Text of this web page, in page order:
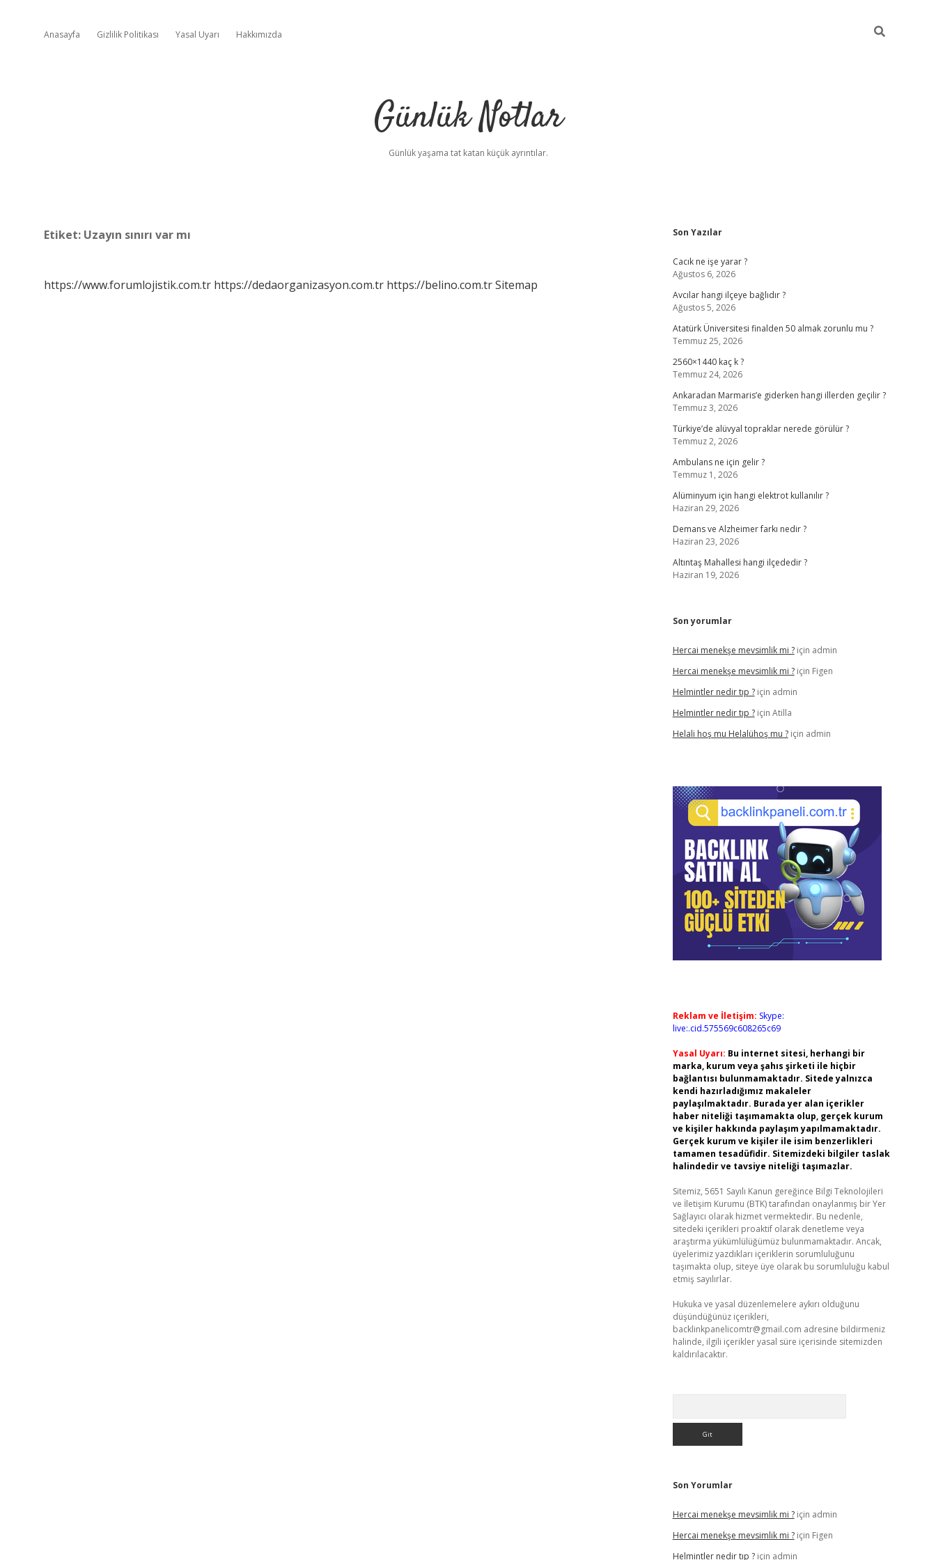
Anasayfa Gizlilik Politikası Yasal Uyarı Hakkımızda
Günlük Notlar
Günlük yaşama tat katan küçük ayrıntılar.
Etiket: Uzayın sınırı var mı
https://www.forumlojistik.com.tr https://dedaorganizasyon.com.tr https://belino.com.trSitemap
Sidebar
Son Yazılar
Cacık ne işe yarar ?
Ağustos 6, 2026
Avcılar hangi ilçeye bağlıdır ?
Ağustos 5, 2026
Atatürk Üniversitesi finalden 50 almak zorunlu mu ?
Temmuz 25, 2026
2560×1440 kaç k ?
Temmuz 24, 2026
Ankaradan Marmaris’e giderken hangi illerden geçilir ?
Temmuz 3, 2026
Türkiye’de alüvyal topraklar nerede görülür ?
Temmuz 2, 2026
Ambulans ne için gelir ?
Temmuz 1, 2026
Alüminyum için hangi elektrot kullanılır ?
Haziran 29, 2026
Demans ve Alzheimer farkı nedir ?
Haziran 23, 2026
Altıntaş Mahallesi hangi ilçededir ?
Haziran 19, 2026
Son yorumlar
Hercai menekşe mevsimlik mi ?için admin
Hercai menekşe mevsimlik mi ?için Figen
Helmintler nedir tıp ?için admin
Helmintler nedir tıp ?için Atilla
Helali hoş mu Helalühoş mu ?için admin
Reklam ve İletişim: Skype:
live:.cid.575569c608265c69
Yasal Uyarı: Bu internet sitesi, herhangi bir
marka, kurum veya şahıs şirketi ile hiçbir
bağlantısı bulunmamaktadır. Sitede yalnızca
kendi hazırladığımız makaleler
paylaşılmaktadır. Burada yer alan içerikler
haber niteliği taşımamakta olup, gerçek kurum
ve kişiler hakkında paylaşım yapılmamaktadır.
Gerçek kurum ve kişiler ile isim benzerlikleri
tamamen tesadüfidir. Sitemizdeki bilgiler taslak
halindedir ve tavsiye niteliği taşımazlar.
Sitemiz, 5651 Sayılı Kanun gereğince Bilgi Teknolojileri
ve İletişim Kurumu (BTK) tarafından onaylanmış bir Yer
Sağlayıcı olarak hizmet vermektedir. Bu nedenle,
sitedeki içerikleri proaktif olarak denetleme veya
araştırma yükümlülüğümüz bulunmamaktadır. Ancak,
üyelerimiz yazdıkları içeriklerin sorumluluğunu
taşımakta olup, siteye üye olarak bu sorumluluğu kabul
etmiş sayılırlar.
Hukuka ve yasal düzenlemelere aykırı olduğunu
düşündüğünüz içerikleri,
backlinkpanelicomtr@gmail.com adresine bildirmeniz
halinde, ilgili içerikler yasal süre içerisinde sitemizden
kaldırılacaktır.
Son Yorumlar
Hercai menekşe mevsimlik mi ?için admin
Hercai menekşe mevsimlik mi ?için Figen
Helmintler nedir tıp ?için admin